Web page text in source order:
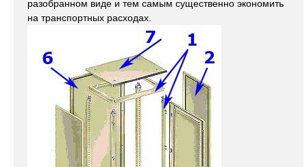
разобранном виде и тем самым существенно экономить
на транспортных расходах.